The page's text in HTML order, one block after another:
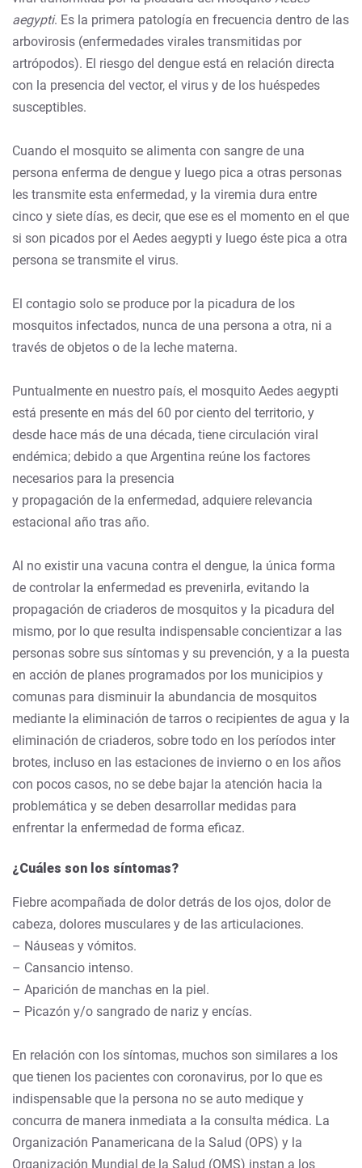
aegypti. Es la primera patología en frecuencia dentro de las
arbovirosis (enfermedades virales transmitidas por
artrópodos). El riesgo del dengue está en relación directa
con la presencia del vector, el virus y de los huéspedes
susceptibles.
Cuando el mosquito se alimenta con sangre de una
persona enferma de dengue y luego pica a otras personas
les transmite esta enfermedad, y la viremia dura entre
cinco y siete días, es decir, que ese es el momento en el que
si son picados por el Aedes aegypti y luego éste pica a otra
persona se transmite el virus.
El contagio solo se produce por la picadura de los
mosquitos infectados, nunca de una persona a otra, ni a
través de objetos o de la leche materna.
Puntualmente en nuestro país, el mosquito Aedes aegypti
está presente en más del 60 por ciento del territorio, y
desde hace más de una década, tiene circulación viral
endémica; debido a que Argentina reúne los factores
necesarios para la presencia
y propagación de la enfermedad, adquiere relevancia
estacional año tras año.
Al no existir una vacuna contra el dengue, la única forma
de controlar la enfermedad es prevenirla, evitando la
propagación de criaderos de mosquitos y la picadura del
mismo, por lo que resulta indispensable concientizar a las
personas sobre sus síntomas y su prevención, y a la puesta
en acción de planes programados por los municipios y
comunas para disminuir la abundancia de mosquitos
mediante la eliminación de tarros o recipientes de agua y la
eliminación de criaderos, sobre todo en los períodos inter
brotes, incluso en las estaciones de invierno o en los años
con pocos casos, no se debe bajar la atención hacia la
problemática y se deben desarrollar medidas para
enfrentar la enfermedad de forma eficaz.
¿Cuáles son los síntomas?
Fiebre acompañada de dolor detrás de los ojos, dolor de
cabeza, dolores musculares y de las articulaciones.
– Náuseas y vómitos.
– Cansancio intenso.
– Aparición de manchas en la piel.
– Picazón y/o sangrado de nariz y encías.
En relación con los síntomas, muchos son similares a los
que tienen los pacientes con coronavirus, por lo que es
indispensable que la persona no se auto medique y
concurra de manera inmediata a la consulta médica. La
Organización Panamericana de la Salud (OPS) y la
Organización Mundial de la Salud (OMS) instan a los